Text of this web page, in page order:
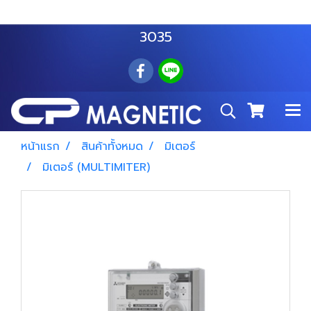
3035
หน้าแรก สินค้าทั้งหมด
มิเตอร์
มิเตอร์ (MULTIMITER)